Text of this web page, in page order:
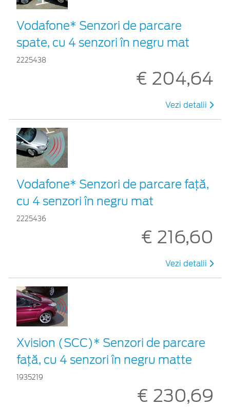
Vodafone* Senzori de parcare
spate, cu 4 senzori în negru mat
2225438
€ 204,64
Vezi detalii
Vodafone* Senzori de parcare față,
cu 4 senzori în negru mat
2225436
€ 216,60
Vezi detalii
Xvision (SCC)* Senzori de parcare
faţă, cu 4 senzori în negru matte
1935219
€ 230,69